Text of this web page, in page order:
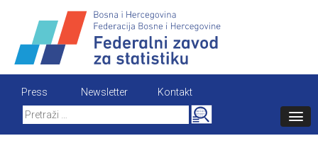
content
Press Newsletter
Kontakt
Search
for: